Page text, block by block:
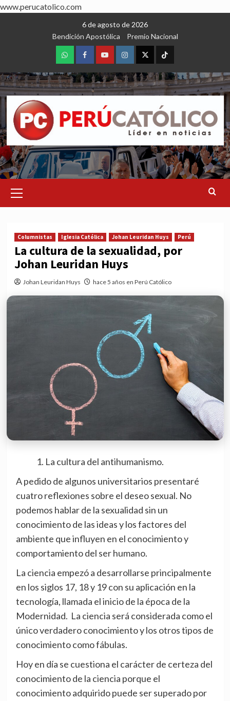
www.perucatolico.com
6 de agosto de 2026
Bendición Apostólica
Premio Nacional
WhatsAppFacebookYoutubeInstagram
X TikTok
Menu
Columnistas Iglesia Católica Johan Leuridan Huys Perú
La cultura de la sexualidad, por
Johan Leuridan Huys
Johan Leuridan Huys hace 5 años en Perú Católico
La cultura del antihumanismo.
A pedido de algunos universitarios presentaré
cuatro reflexiones sobre el deseo sexual. No
podemos hablar de la sexualidad sin un
conocimiento de las ideas y los factores del
ambiente que influyen en el conocimiento y
comportamiento del ser humano.
La ciencia empezó a desarrollarse principalmente
en los siglos 17, 18 y 19 con su aplicación en la
tecnología, llamada el inicio de la época de la
Modernidad. La ciencia será considerada como el
único verdadero conocimiento y los otros tipos de
conocimiento como fábulas.
Hoy en día se cuestiona el carácter de certeza del
conocimiento de la ciencia porque el
conocimiento adquirido puede ser superado por